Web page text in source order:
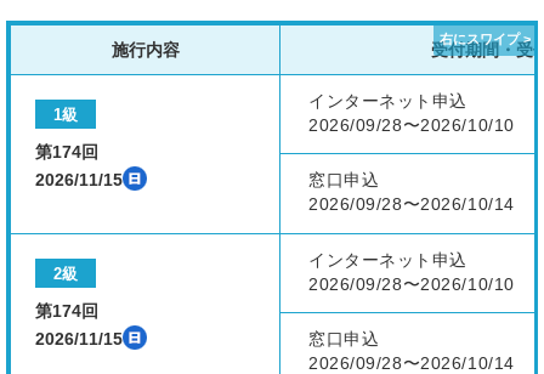
施行内容 受付期間・受
1級
第174回
2026/11/15
インターネット申込
2026/09/28〜2026/10/10
窓口申込
2026/09/28〜2026/10/14
2級
第174回
2026/11/15
インターネット申込
2026/09/28〜2026/10/10
窓口申込
2026/09/28〜2026/10/14